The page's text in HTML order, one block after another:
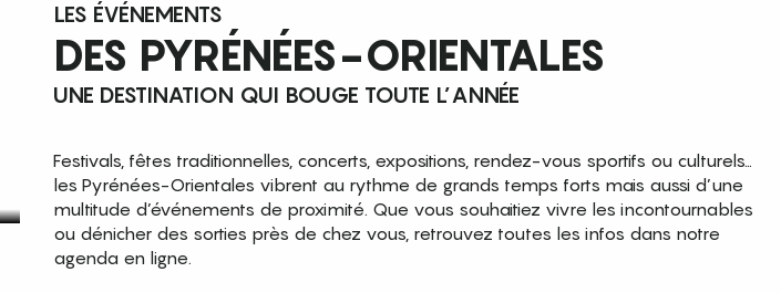
LES ÉVÉNEMENTS
DES PYRÉNÉES-ORIENTALES
UNE DESTINATION QUI BOUGE TOUTE L’ANNÉE
Festivals, fêtes traditionnelles, concerts, expositions, rendez-vous sportifs ou culturels…
les Pyrénées-Orientales vibrent au rythme de grands temps forts mais aussi d’une
multitude d’événements de proximité. Que vous souhaitiez vivre les incontournables
ou dénicher des sorties près de chez vous, retrouvez toutes les infos dans notre
agenda en ligne.